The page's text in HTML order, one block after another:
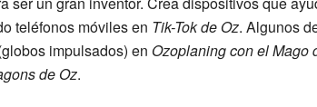
teléfonos móviles en Tik-Tok de Oz. Algunos
impulsados) en Ozoplaning con el Mago
de Oz.